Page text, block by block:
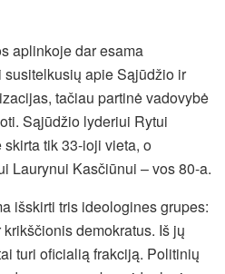
aplinkoje dar esama
apie Sąjūdžio ir
tačiau partinė vadovybė
Sąjūdžio lyderiui Rytui
tik 33-ioji vieta, o
Laurynui Kasčiūnui – vos 80-a.
išskirti tris ideologines grupes:
demokratus. Iš jų
turi oficialią frakciją. Politinių